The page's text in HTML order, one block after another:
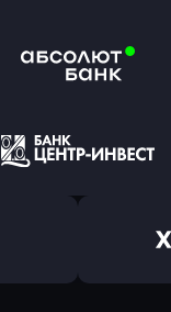
Оправить заявку
в Ингосстрах Банк
Оправить заявку
в Абсолют Банк
Оправить заявку